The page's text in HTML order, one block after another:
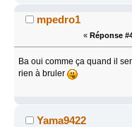
mpedro1
« Réponse
Ba oui comme ça quand il
rien à bruler
Yama9422